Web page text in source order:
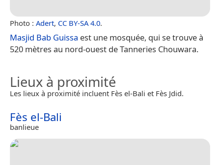
Photo : Adert, CC BY-SA 4.0.
Masjid Bab Guissa est une mosquée, qui se trouve à
520 mètres au nord-ouest de Tanneries Chouwara.
Lieux à proximité
Les lieux à proximité incluent Fès el-Bali et Fès Jdid.
Fès el-Bali
banlieue